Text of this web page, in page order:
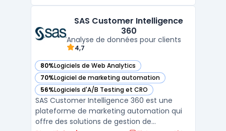
gestion de messages via plusieurs canaux,
notamment l’e ...
SAS Customer Intelligence
360
Analyse de données pour clients
4,7
80%Logiciels de Web Analytics
— voir SAS Customer Intelligence 360 dans cette catégorie
70%Logiciel de marketing automation
— voir SAS Customer Intelligence 360 dans cette catégorie
56%Logiciels d'A/B Testing et CRO
— voir SAS Customer Intelligence 360 dans cette catégorie
SAS Customer Intelligence 360 est une
plateforme de marketing automation qui
offre des solutions de gestion de